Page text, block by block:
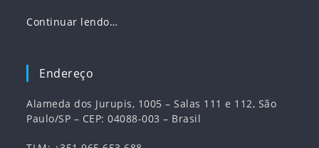
Continuar lendo…
Endereço
Alameda dos Jurupis, 1005 – Salas 111 e 112, São
Paulo/SP – CEP: 04088-003 – Brasil